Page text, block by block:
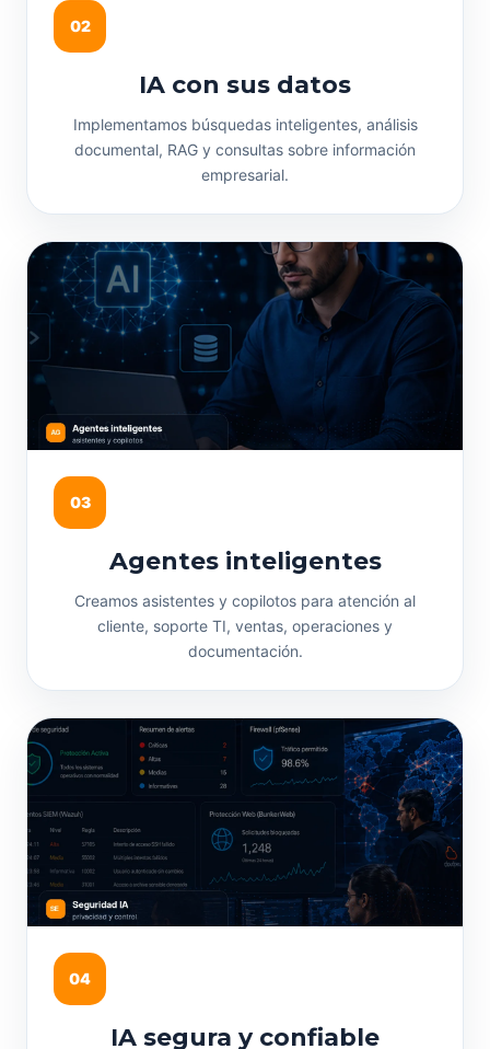
02
IA con sus datos
Implementamos búsquedas inteligentes, análisis
documental, RAG y consultas sobre información
empresarial.
03
Agentes inteligentes
Creamos asistentes y copilotos para atención al
cliente, soporte TI, ventas, operaciones y
documentación.
04
IA segura y confiable